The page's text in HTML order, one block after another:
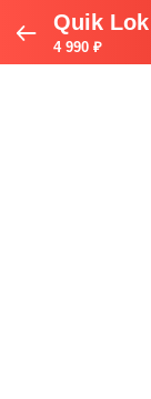
Quik
4 990 ₽